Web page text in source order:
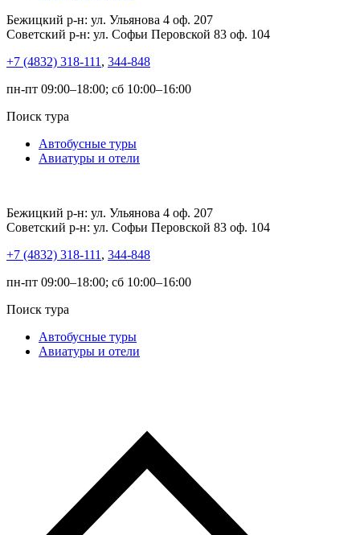
Бежицкий р-н: ул. Ульянова 4 оф. 207
Советский р-н: ул. Софьи Перовской 83 оф. 104
+7 (4832) 318-111 , 344-848
пн-пт 09:00–18:00; сб 10:00–16:00
Поиск тура
Автобусные туры
Авиатуры и отели
Бежицкий р-н: ул. Ульянова 4 оф. 207
Советский р-н: ул. Софьи Перовской 83 оф. 104
+7 (4832) 318-111 , 344-848
пн-пт 09:00–18:00; сб 10:00–16:00
Поиск тура
Автобусные туры
Авиатуры и отели